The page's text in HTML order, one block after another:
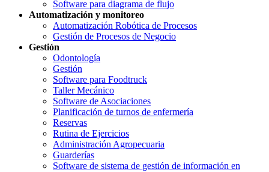
Software para diagrama de flujo
Automatización y monitoreo
Automatización Robótica de Procesos
Gestión de Procesos de Negocio
Gestión
Odontología
Gestión
Software para Foodtruck
Taller Mecánico
Software de Asociaciones
Planificación de turnos de enfermería
Reservas
Rutina de Ejercicios
Administración Agropecuaria
Guarderías
Software de sistema de gestión de información en